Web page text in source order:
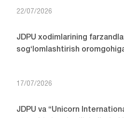
22/07/2026
JDPU xodimlarining
sog‘lomlashtirish
17/07/2026
JDPU va “Unicorn